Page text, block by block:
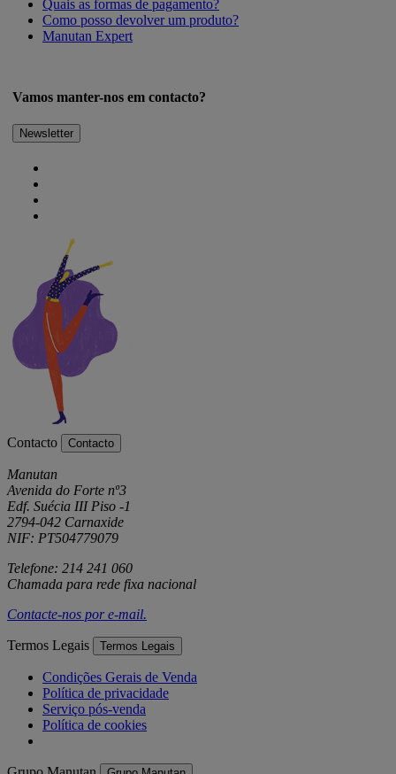
Quais as formas de pagamento?
Como posso devolver um produto?
Manutan Expert
Vamos manter-nos em contacto?
Newsletter
Contacto Contacto
Manutan
Avenida do Forte nº3
Edf. Suécia III Piso -1
2794-042 Carnaxide
NIF: PT504779079
Telefone: 214 241 060
Chamada para rede fixa nacional
Contacte-nos pore-mail.
Termos Legais Termos Legais
Condições Gerais de Venda
Política de privacidade
Serviço pós-venda
Política de cookies